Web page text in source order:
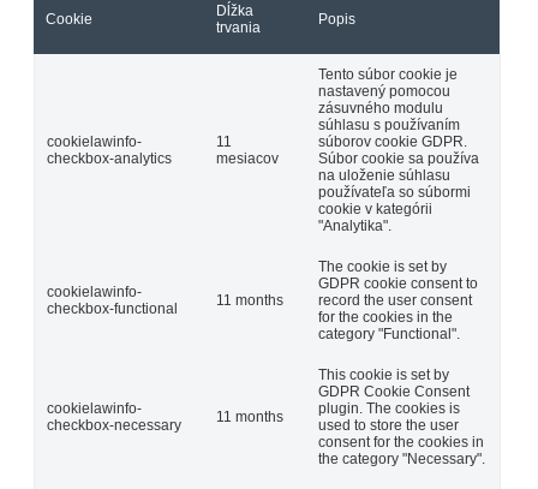
Cookie
Dĺžka
trvania
Popis
cookielawinfo-
checkbox-analytics
11
mesiacov
Tento súbor cookie je
nastavený pomocou
zásuvného modulu
súhlasu s používaním
súborov cookie GDPR.
Súbor cookie sa používa
na uloženie súhlasu
používateľa so súbormi
cookie v kategórii
"Analytika".
cookielawinfo-
checkbox-functional
11 months
The cookie is set by
GDPR cookie consent to
record the user consent
for the cookies in the
category "Functional".
cookielawinfo-
checkbox-necessary
11 months
This cookie is set by
GDPR Cookie Consent
plugin. The cookies is
used to store the user
consent for the cookies in
the category "Necessary".